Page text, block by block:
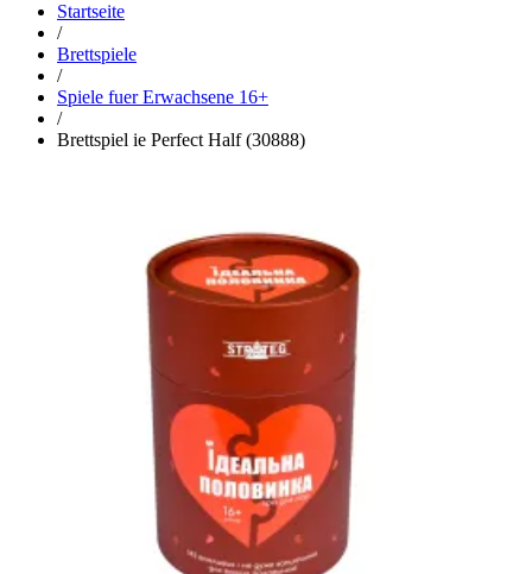
Startseite
/
Brettspiele
/
Spiele fuer Erwachsene 16+
/
Brettspiel ie Perfect Half (30888)